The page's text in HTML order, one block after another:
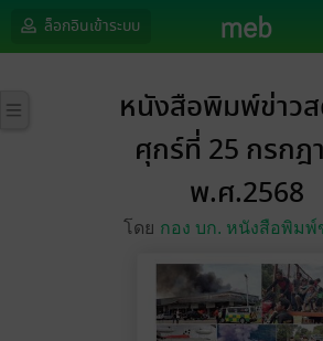
ล็อกอินเข้าระบบ
หนังสือพิมพ์ข่าว
ศุกร์ที่ 25 กรกฎ
พ.ศ.2568
โดย กอง บก. หนังสือพิมพ์